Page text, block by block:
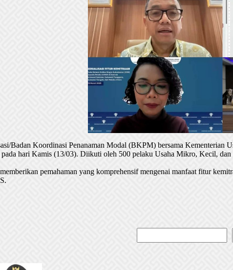
Badan Koordinasi Penanaman Modal (BKPM) bersama
hari Kamis (13/03). Diikuti oleh 500 pelaku Usaha Mikro, Kecil,
pemahaman yang komprehensif mengenai manfaat fitur